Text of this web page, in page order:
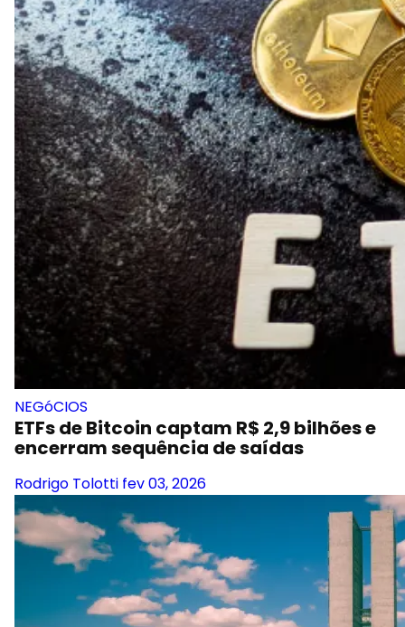
NEGóCIOS
ETFs de Bitcoin captam R$ 2,9 bilhões e
encerram sequência de saídas
Rodrigo Tolotti fev 03, 2026